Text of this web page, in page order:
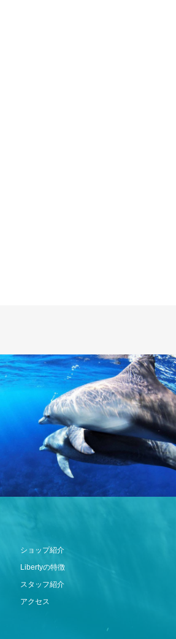
ショップ紹介
Libertyの特徴
スタッフ紹介
アクセス